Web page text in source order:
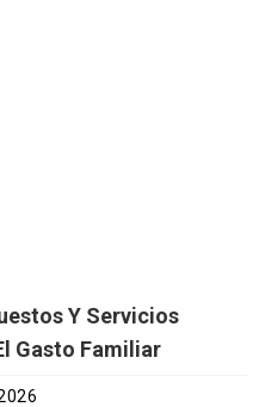
Y Servicios
Gasto Familiar